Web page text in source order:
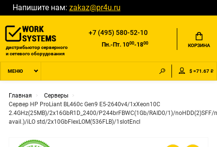
Напишите нам: zakaz@pr4u.ru
дистрибьютор серверного
и сетевого оборудования
+7 (495) 580-52-10
Пн.-Пт. 1000-1800 КОРЗИНА
МЕНЮ $ =71.67 ₽
Главная
Серверы
Сервер HP ProLiant BL460c Gen9 E5-2640v4/1xXeon10C
2.4GHz(25MB)/2x16GbR1D_2400/P244brFBWC(1Gb/RAID0/1)/noHDD(2)SFF/
avail.)/iLO std/2x10GbFlexLOM(536FLB)/1slotEncl